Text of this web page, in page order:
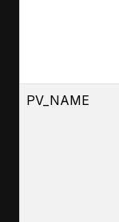
PV_NAME